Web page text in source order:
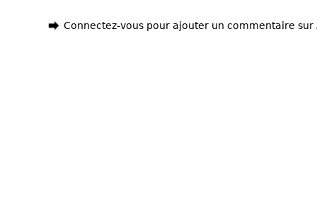
Connectez-vous pour ajouter un commentaire sur